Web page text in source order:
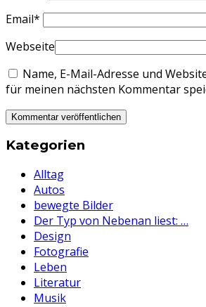
Email*
Webseite
Name, E-Mail-Adresse und
für meinen nächsten Kommentar
Kategorien
Alltag
Autos
bewegte Bilder
Der Typ von Nebenan liest: …
Design
Fotografie
Leben
Literatur
Musik